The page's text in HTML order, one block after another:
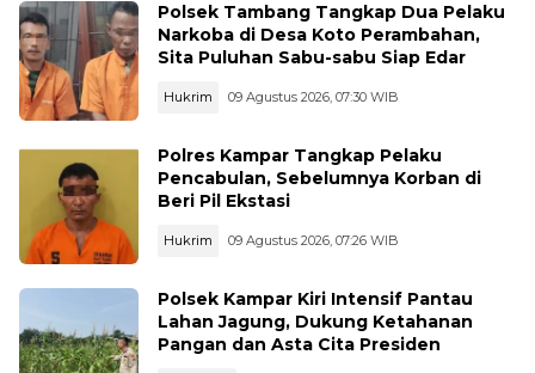
Polsek Tambang Tangkap Dua Pelaku
Narkoba di Desa Koto Perambahan,
Sita Puluhan Sabu-sabu Siap Edar
Hukrim 09 Agustus 2026, 07:30 WIB
Polres Kampar Tangkap Pelaku
Pencabulan, Sebelumnya Korban di
Beri Pil Ekstasi
Hukrim 09 Agustus 2026, 07:26 WIB
Polsek Kampar Kiri Intensif Pantau
Lahan Jagung, Dukung Ketahanan
Pangan dan Asta Cita Presiden